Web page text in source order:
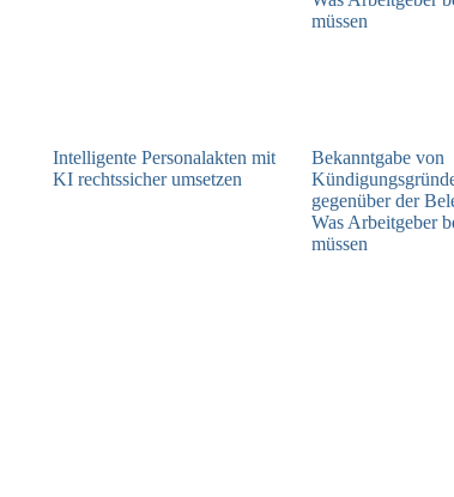
Intelligente Personalakten mit
KI rechtssicher umsetzen
Bekanntgabe von
gegenüber der
Was Arbeitgeber
müssen